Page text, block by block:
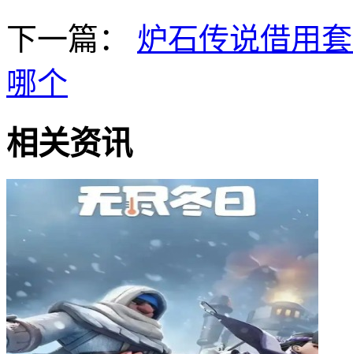
下一篇：
炉石传说借用
哪个
相关资讯